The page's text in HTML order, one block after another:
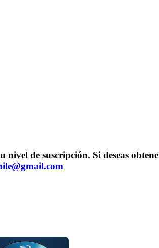
nivel de suscripción. Si deseas